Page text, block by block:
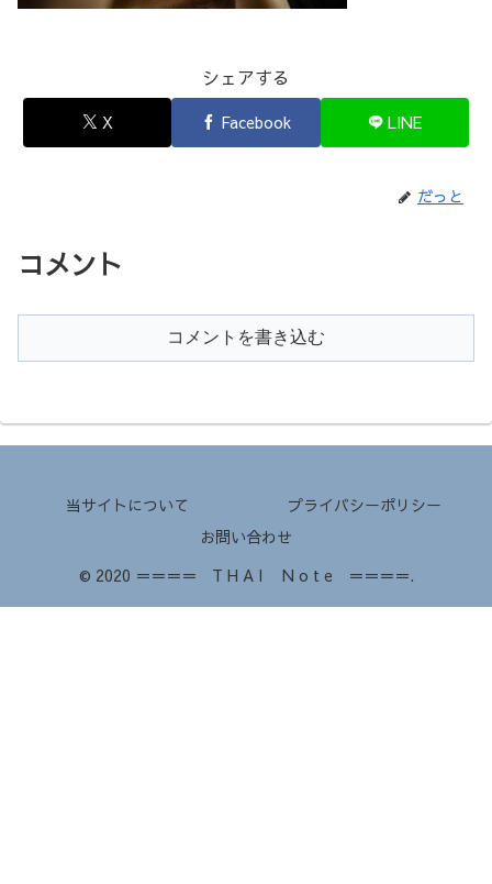
シェアする
X Facebook LINE
だっと
コメント
コメントを書き込む
当サイトについて
プライバシーポリシー
お問い合わせ
© 2020 ＝＝＝＝ T H A I N o t e ＝＝＝＝.